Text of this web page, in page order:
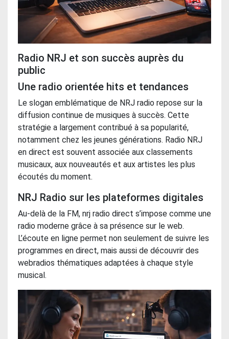
Radio NRJ et son succès auprès du
public
Une radio orientée hits et tendances
Le slogan emblématique de NRJ radio repose sur la
diffusion continue de musiques à succès. Cette
stratégie a largement contribué à sa popularité,
notamment chez les jeunes générations. Radio NRJ
en direct est souvent associée aux classements
musicaux, aux nouveautés et aux artistes les plus
écoutés du moment.
NRJ Radio sur les plateformes digitales
Au-delà de la FM, nrj radio direct s’impose comme une
radio moderne grâce à sa présence sur le web.
L’écoute en ligne permet non seulement de suivre les
programmes en direct, mais aussi de découvrir des
webradios thématiques adaptées à chaque style
musical.